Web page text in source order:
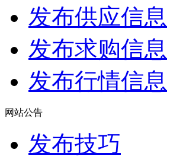
发布供应信息
发布求购信息
发布行情信息
网站公告
发布技巧